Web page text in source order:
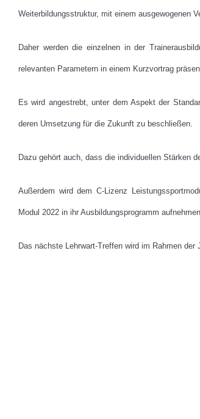
Weiterbildungsstruktur, mit einem ausgewogenen
Daher werden die einzelnen in der
relevanten Parametern in einem Kurzvortrag
Es wird angestrebt, unter dem Aspekt der
deren Umsetzung für die Zukunft zu beschließen.
Dazu gehört auch, dass die individuellen Stärken
Außerdem wird dem C-Lizenz
Modul 2022 in ihr Ausbildungsprogramm
Das nächste Lehrwart-Treffen wird im Rahmen